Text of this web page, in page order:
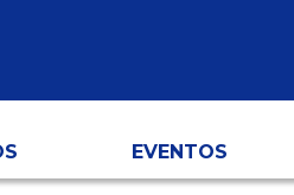
EVENTOS